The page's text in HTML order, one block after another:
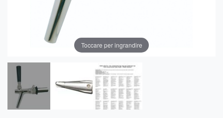
Toccare per ingrandire